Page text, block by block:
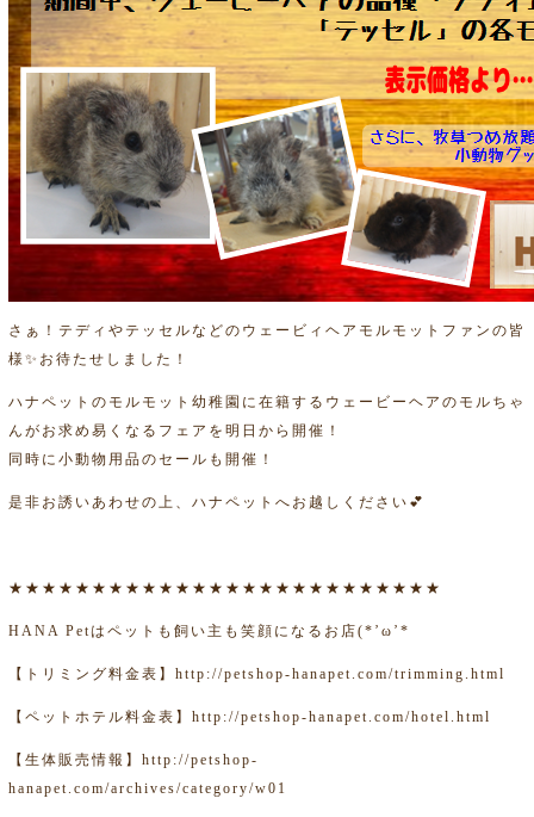
さぁ！テディやテッセルなどのウェービィヘアモルモットファンの皆
様✨お待たせしました！
ハナペットのモルモット幼稚園に在籍するウェービーヘアのモルちゃ
んがお求め易くなるフェアを明日から開催！
同時に小動物用品のセールも開催！
是非お誘いあわせの上、ハナペットへお越しください💕
★★★★★★★★★★★★★★★★★★★★★★★★★★
HANA Petはペットも飼い主も笑顔になるお店(*’ω’*
【トリミング料金表】 http://petshop-hanapet.com/trimming.html
【ペットホテル料金表】 http://petshop-hanapet.com/hotel.html
【生体販売情報】 http://petshop-
hanapet.com/archives/category/w01